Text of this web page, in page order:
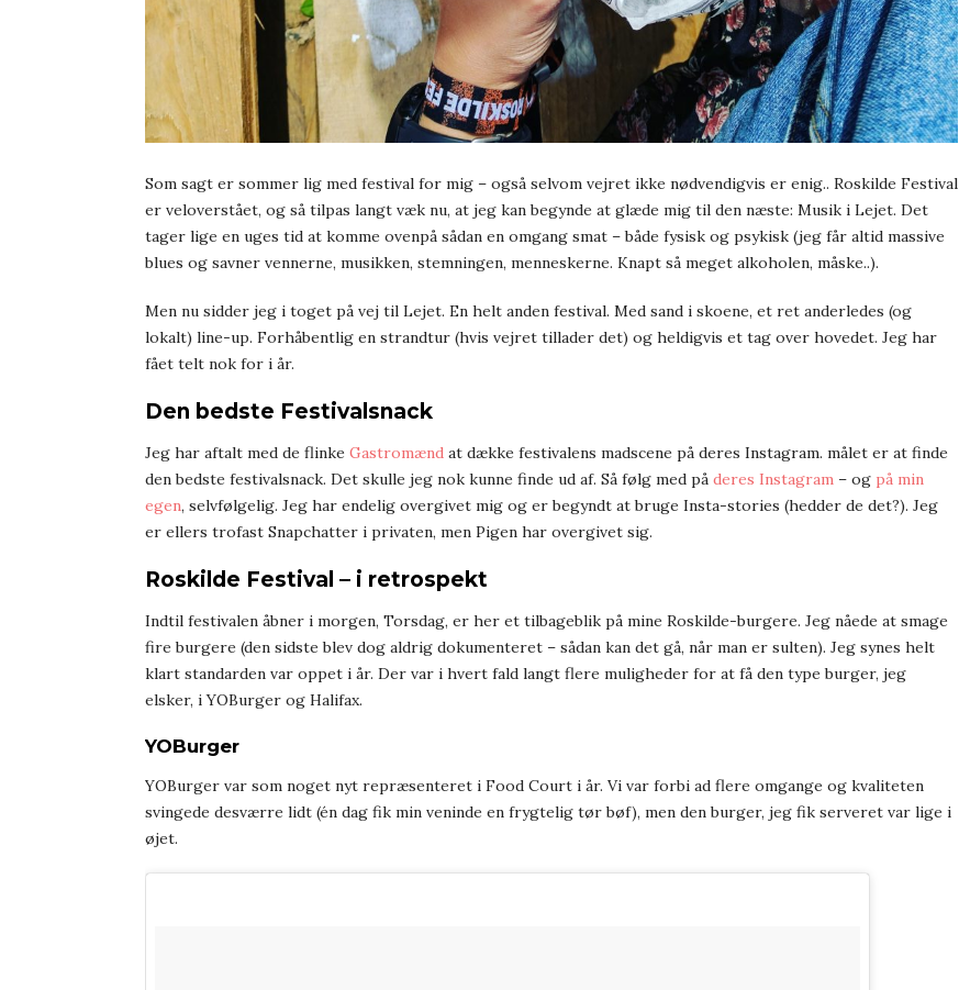
Som sagt er sommer lig med festival for mig – også selvom vejret ikke nødvendigvis er enig.. Roskilde Festival
er veloverstået, og så tilpas langt væk nu, at jeg kan begynde at glæde mig til den næste: Musik i Lejet. Det
tager lige en uges tid at komme ovenpå sådan en omgang smat – både fysisk og psykisk (jeg får altid massive
blues og savner vennerne, musikken, stemningen, menneskerne. Knapt så meget alkoholen, måske..).
Men nu sidder jeg i toget på vej til Lejet. En helt anden festival. Med sand i skoene, et ret anderledes (og
lokalt) line-up. Forhåbentlig en strandtur (hvis vejret tillader det) og heldigvis et tag over hovedet. Jeg har
fået telt nok for i år.
Den bedste Festivalsnack
Jeg har aftalt med de flinke Gastromænd at dække festivalens madscene på deres Instagram. målet er at finde
den bedste festivalsnack. Det skulle jeg nok kunne finde ud af. Så følg med på deres Instagram – og på min
egen, selvfølgelig. Jeg har endelig overgivet mig og er begyndt at bruge Insta-stories (hedder de det?). Jeg
er ellers trofast Snapchatter i privaten, men Pigen har overgivet sig.
Roskilde Festival – i retrospekt
Indtil festivalen åbner i morgen, Torsdag, er her et tilbageblik på mine Roskilde-burgere. Jeg nåede at smage
fire burgere (den sidste blev dog aldrig dokumenteret – sådan kan det gå, når man er sulten). Jeg synes helt
klart standarden var oppet i år. Der var i hvert fald langt flere muligheder for at få den type burger, jeg
elsker, i YOBurger og Halifax.
YOBurger
YOBurger var som noget nyt repræsenteret i Food Court i år. Vi var forbi ad flere omgange og kvaliteten
svingede desværre lidt (én dag fik min veninde en frygtelig tør bøf), men den burger, jeg fik serveret var lige i
øjet.